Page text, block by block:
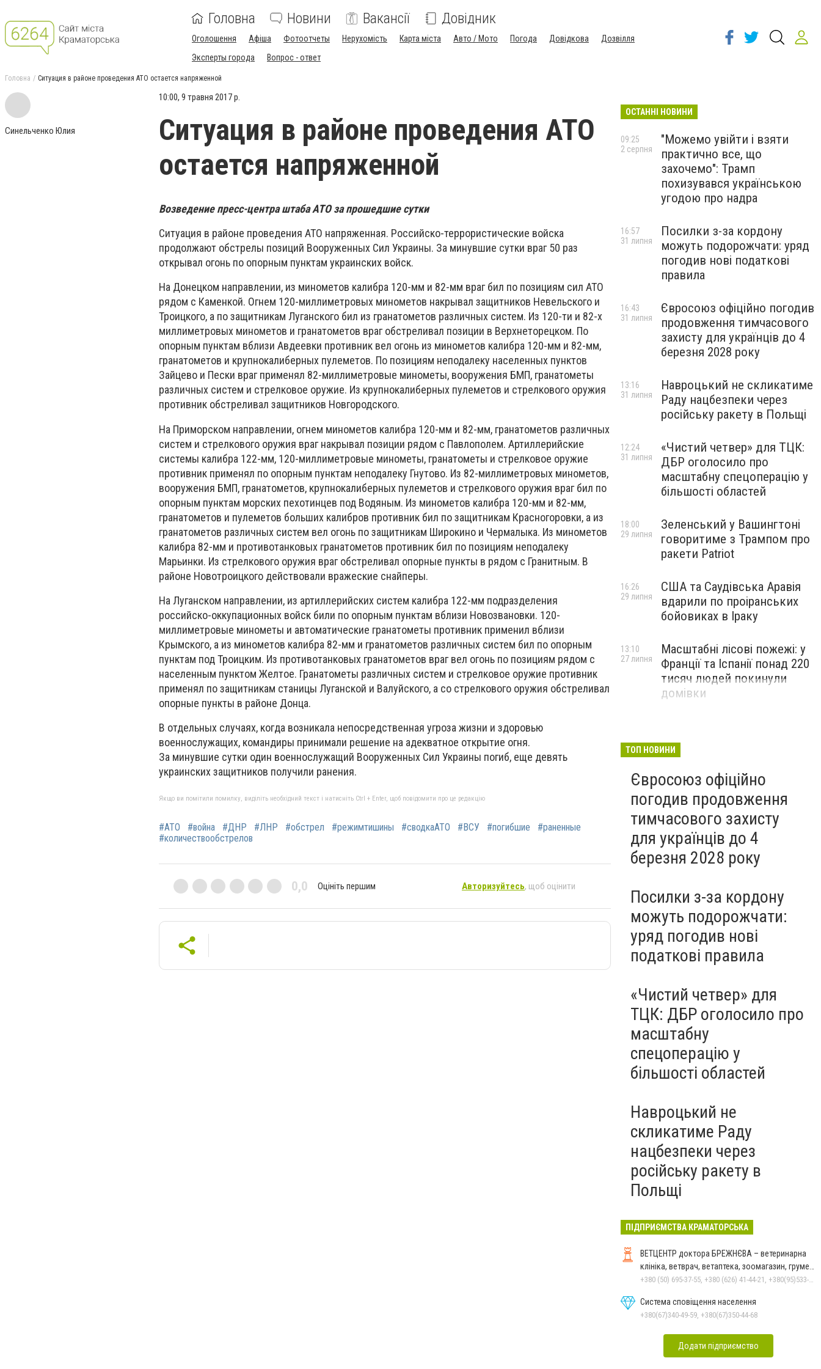
Головна Новини Вакансії Довідник
Оголошення Афіша Фотоотчеты Нерухомість Карта міста Авто / Мото Погода Довідкова
Дозвілля
Эксперты города
Вопрос - ответ
Головна Ситуация в районе проведения АТО остается напряженной
Синельченко Юлия
10:00, 9 травня 2017 р.
Ситуация в районе проведения АТО
остается напряженной
Возведение пресс-центра штаба АТО за прошедшие сутки
Ситуация в районе проведения АТО напряженная. Российско-террористические войска
продолжают обстрелы позиций Вооруженных Сил Украины. За минувшие сутки враг 50 раз
открывал огонь по опорным пунктам украинских войск.
На Донецком направлении, из минометов калибра 120-мм и 82-мм враг бил по позициям сил АТО
рядом с Каменкой. Огнем 120-миллиметровых минометов накрывал защитников Невельского и
Троицкого, а по защитникам Луганского бил из гранатометов различных систем. Из 120-ти и 82-х
миллиметровых минометов и гранатометов враг обстреливал позиции в Верхнеторецком. По
опорным пунктам вблизи Авдеевки противник вел огонь из минометов калибра 120-мм и 82-мм,
гранатометов и крупнокалиберных пулеметов. По позициям неподалеку населенных пунктов
Зайцево и Пески враг применял 82-миллиметровые минометы, вооружения БМП, гранатометы
различных систем и стрелковое оружие. Из крупнокалиберных пулеметов и стрелкового оружия
противник обстреливал защитников Новгородского.
На Приморском направлении, огнем минометов калибра 120-мм и 82-мм, гранатометов различных
систем и стрелкового оружия враг накрывал позиции рядом с Павлополем. Артиллерийские
системы калибра 122-мм, 120-миллиметровые минометы, гранатометы и стрелковое оружие
противник применял по опорным пунктам неподалеку Гнутово. Из 82-миллиметровых минометов,
вооружения БМП, гранатометов, крупнокалиберных пулеметов и стрелкового оружия враг бил по
опорным пунктам морских пехотинцев под Водяным. Из минометов калибра 120-мм и 82-мм,
гранатометов и пулеметов больших калибров противник бил по защитникам Красногоровки, а из
гранатометов различных систем вел огонь по защитникам Широкино и Чермалыка. Из минометов
калибра 82-мм и противотанковых гранатометов противник бил по позициям неподалеку
Марьинки. Из стрелкового оружия враг обстреливал опорные пункты в рядом с Гранитным. В
районе Новотроицкого действовали вражеские снайперы.
На Луганском направлении, из артиллерийских систем калибра 122-мм подразделения
российско-оккупационных войск били по опорным пунктам вблизи Новозвановки. 120-
миллиметровые минометы и автоматические гранатометы противник применил вблизи
Крымского, а из минометов калибра 82-мм и гранатометов различных систем бил по опорным
пунктам под Троицким. Из противотанковых гранатометов враг вел огонь по позициям рядом с
населенным пунктом Желтое. Гранатометы различных систем и стрелковое оружие противник
применял по защитникам станицы Луганской и Валуйского, а со стрелкового оружия обстреливал
опорные пункты в районе Донца.
В отдельных случаях, когда возникала непосредственная угроза жизни и здоровью
военнослужащих, командиры принимали решение на адекватное открытие огня.
За минувшие сутки один военнослужащий Вооруженных Сил Украины погиб, еще девять
украинских защитников получили ранения.
Якщо ви помітили помилку, виділіть необхідний текст і натисніть Ctrl + Enter, щоб повідомити про це редакцію
#АТО #война #ДНР #ЛНР #обстрел #режимтишины #сводкаАТО #ВСУ #погибшие
#раненные
#количествообстрелов
0,0 Оцініть першим Авторизуйтесь, щоб оцінити
ОСТАННІ НОВИНИ
"Можемо увійти і взяти
практично все, що
захочемо": Трамп
похизувався українською
угодою про надра
09:25
2 серпня
Посилки з-за кордону
можуть подорожчати: уряд
погодив нові податкові
правила
16:57
31 липня
Євросоюз офіційно погодив
продовження тимчасового
захисту для українців до 4
березня 2028 року
16:43
31 липня
Навроцький не скликатиме
Раду нацбезпеки через
російську ракету в Польщі
13:16
31 липня
«Чистий четвер» для ТЦК:
ДБР оголосило про
масштабну спецоперацію у
більшості областей
12:24
31 липня
Зеленський у Вашингтоні
говоритиме з Трампом про
ракети Patriot
18:00
29 липня
США та Саудівська Аравія
вдарили по проіранських
бойовиках в Іраку
16:26
29 липня
Масштабні лісові пожежі: у
Франції та Іспанії понад 220
тисяч людей покинули
домівки
13:10
27 липня
ТОП НОВИНИ
Євросоюз офіційно
погодив продовження
тимчасового захисту
для українців до 4
березня 2028 року
Посилки з-за кордону
можуть подорожчати:
уряд погодив нові
податкові правила
«Чистий четвер» для
ТЦК: ДБР оголосило про
масштабну
спецоперацію у
більшості областей
Навроцький не
скликатиме Раду
нацбезпеки через
російську ракету в
Польщі
ПІДПРИЄМСТВА КРАМАТОРСЬКА
ВЕТЦЕНТР доктора БРЕЖНЄВА – ветеринарна
клініка, ветврач, ветаптека, зоомагазин, грумер,
стрижки.
+380 (50) 695-37-55, +380 (626) 41-44-21, +380(95)533-90-03
Система сповіщення населення
+380(67)340-49-59, +380(67)350-44-68
Додати підприємство